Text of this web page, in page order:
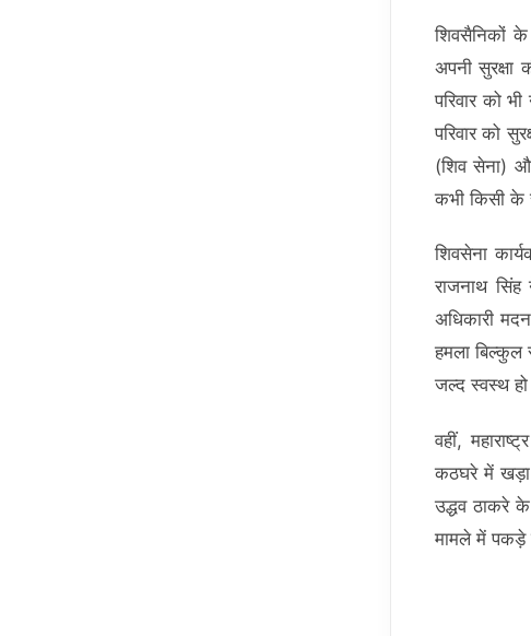
शिवसैनिकों के
अपनी सुरक्षा
परिवार को
परिवार को
(शिव सेना)
कभी किसी के
शिवसेना
राजनाथ सिंह
अधिकारी
हमला बिल्कुल
जल्द स्‍वस्‍थ हो
वहीं,
कठघरे में खड़ा
उद्धव ठाकरे
मामले में पकड़े